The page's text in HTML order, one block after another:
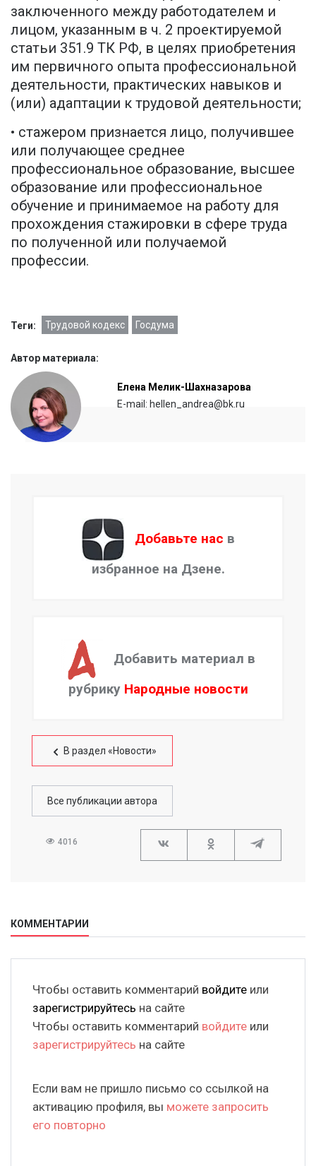
заключенного между работодателем и
лицом, указанным в ч. 2 проектируемой
статьи 351.9 ТК РФ, в целях приобретения
им первичного опыта профессиональной
деятельности, практических навыков и
(или) адаптации к трудовой деятельности;
• стажером признается лицо, получившее
или получающее среднее
профессиональное образование, высшее
образование или профессиональное
обучение и принимаемое на работу для
прохождения стажировки в сфере труда
по полученной или получаемой
профессии.
Теги: Трудовой кодекс Госдума
Автор материала:
Елена Мелик-Шахназарова
E-mail: hellen_andrea@bk.ru
Добавьте нас в
избранное на Дзене.
Добавить материал в
рубрику Народные новости
В раздел «Новости»
Все публикации автора
4016
КОММЕНТАРИИ
Чтобы оставить комментарий войдите или
зарегистрируйтесь на сайте
Чтобы оставить комментарий войдите или
зарегистрируйтесь на сайте
Если вам не пришло письмо со ссылкой на
активацию профиля, вы можете запросить
его повторно